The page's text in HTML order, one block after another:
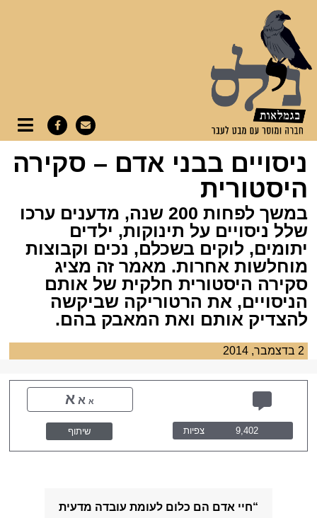
ניסויים בבני אדם – סקירה
היסטורית
במשך לפחות 200 שנה, מדענים ערכו
שלל ניסויים על תינוקות, ילדים
יתומים, לוקים בשכלם, נכים וקבוצות
מוחלשות אחרות. מאמר זה מציג
סקירה היסטורית חלקית של אותם
הניסויים, את הרטוריקה שביקשה
להצדיק אותם ואת המאבק בהם.
2 בדצמבר, 2014
א א א
צפיות 9,402 שיתוף
“חיי אדם הם כלום לעומת עובדה מדעית